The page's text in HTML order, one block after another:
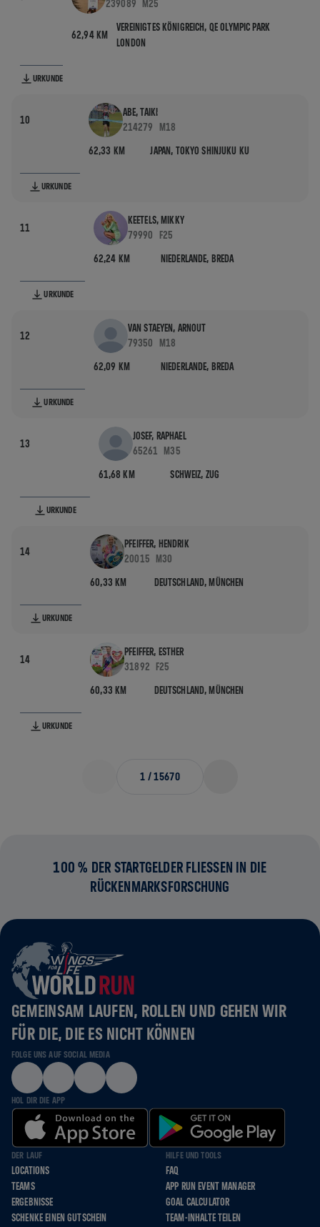
239089
M25
62,94 KM
VEREINIGTES KÖNIGREICH, QE OLYMPIC PARK
LONDON
URKUNDE
10
ABE, TAIKI
214279
M18
62,33 KM JAPAN, TOKYO SHINJUKU KU
URKUNDE
11
KEETELS, MIKKY
79990
F25
62,24 KM NIEDERLANDE, BREDA
URKUNDE
12
VAN STAEYEN, ARNOUT
79350
M18
62,09 KM NIEDERLANDE, BREDA
URKUNDE
13
JOSEF, RAPHAEL
65261
M35
61,68 KM SCHWEIZ, ZUG
URKUNDE
14
PFEIFFER, HENDRIK
20015
M30
60,33 KM DEUTSCHLAND, MÜNCHEN
URKUNDE
14
PFEIFFER, ESTHER
31892
F25
60,33 KM DEUTSCHLAND, MÜNCHEN
URKUNDE
1 /15670
100 % DER STARTGELDER FLIESSEN IN DIE R
ÜCKENMARKSFORSCHUNG
GEMEINSAM LAUFEN, ROLLEN UND GEHEN WIR
FÜR DIE, DIE ES NICHT KÖNNEN
FOLGE UNS AUF SOCIAL MEDIA
HOL DIR DIE APP
DER LAUF
LOCATIONS
TEAMS
ERGEBNISSE
SCHENKE EINEN GUTSCHEIN
HILFE UND TOOLS
FAQ
APP RUN EVENT MANAGER
GOAL CALCULATOR
TEAM-INHALTE TEILEN